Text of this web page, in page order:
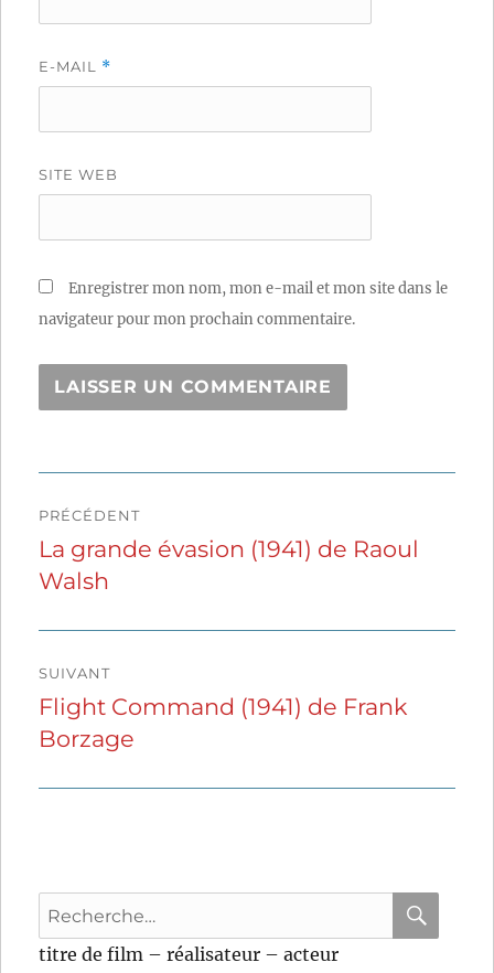
E-MAIL *
SITE WEB
Enregistrer mon nom, mon e-mail et mon site dans le
navigateur pour mon prochain commentaire.
de
l’article
PRÉCÉDENT
Publication
précédente :
La grande évasion (1941) de Raoul
Walsh
SUIVANT
Publication
suivante :
Flight Command (1941) de Frank
Borzage
Recherche
pour
:
titre de film – réalisateur – acteur